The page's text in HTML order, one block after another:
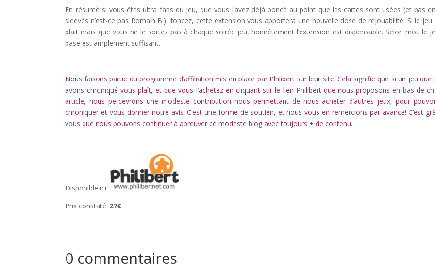
En résumé si vous êtes ultra fans du jeu, que vous l’avez déjà poncé au point que les cartes sont usées (et pas
sleevés n’est-ce pas Romain B.), foncez, cette extension vous apportera une nouvelle dose de rejouabilité. Si le jeu
plait mais que vous ne le sortez pas à chaque soirée jeu, honnêtement l’extension est dispensable. Selon moi, le
base est amplement suffisant.
Nous faisons partie du programme d’affiliation mis en place par Philibert sur leur site. Cela signifie que si un jeu que
avons chroniqué vous plaît, et que vous l’achetez en cliquant sur le lien Philibert que nous proposons en bas de
article, nous percevrons une modeste contribution nous permettant de nous acheter d’autres jeux, pour
chroniquer et vous donner notre avis. C’est une forme de soutien, et nous vous en remercions par avance! C’est
vous que nous pouvons continuer à abreuver ce modeste blog avec toujours + de contenu.
Disponible ici:
Prix constaté:27€
0 commentaires